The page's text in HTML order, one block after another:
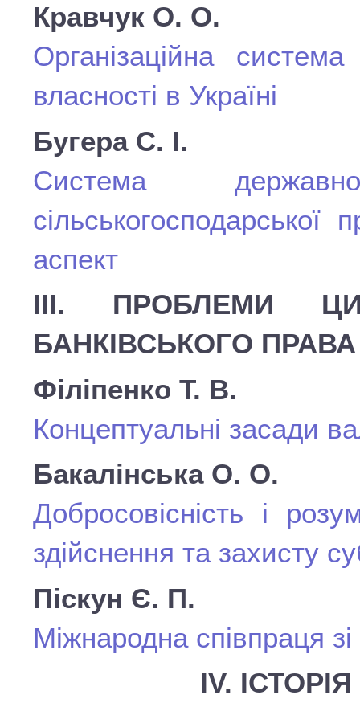
Кравчук О. О.
Організаційна
власності в Україні
Бугера С. І.
Система
сільськогосподарської
аспект
ІІІ. ПРОБЛЕМИ
БАНКІВСЬКОГО ПРАВА
Філіпенко Т. В.
Концептуальні засади
Бакалінська О. О.
Добросовісність і
здійснення та захисту
Піскун Є. П.
Міжнародна співпраця
IV.